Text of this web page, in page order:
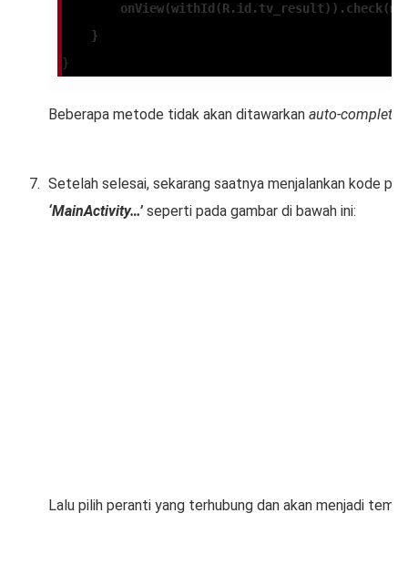
    }
}
Beberapa metode tidak akan ditawarkan auto-complete
Setelah selesai, sekarang saatnya menjalankan kode
‘MainActivity…’ seperti pada gambar di bawah ini:
Lalu pilih peranti yang terhubung dan akan menjadi